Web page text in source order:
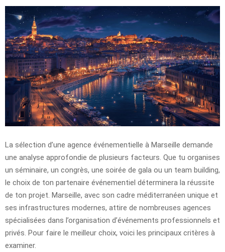
La sélection d’une agence événementielle à Marseille demande
une analyse approfondie de plusieurs facteurs. Que tu organises
un séminaire, un congrès, une soirée de gala ou un team building,
le choix de ton partenaire événementiel déterminera la réussite
de ton projet. Marseille, avec son cadre méditerranéen unique et
ses infrastructures modernes, attire de nombreuses agences
spécialisées dans l’organisation d’événements professionnels et
privés. Pour faire le meilleur choix, voici les principaux critères à
examiner.